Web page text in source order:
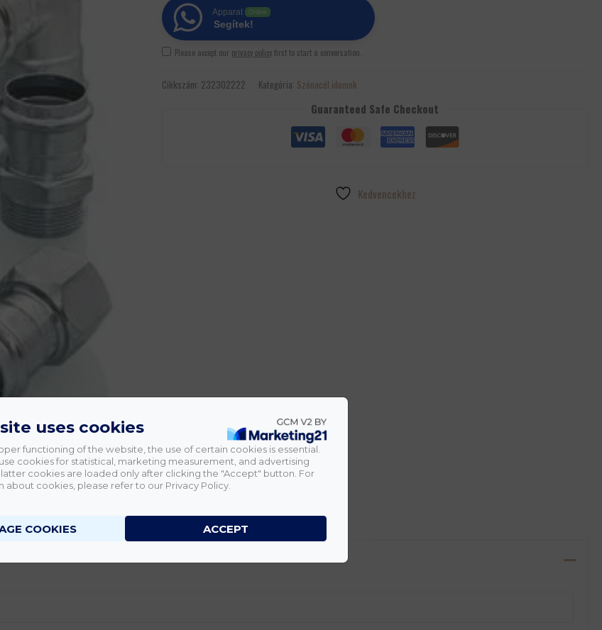
Apparat Online
Segítek!
Please accept our privacy policyfirst to start a conversation.
Cikkszám: 232302222 Kategória: Szénacél idomok
Guaranteed Safe Checkout
Kedvencekhez
uses cookies
functioning of the website, the use of certain cookies is essential.
cookies for statistical, marketing measurement, and advertising
latter cookies are loaded only after clicking the "Accept" button. For
about cookies, please refer to our Privacy Policy.
COOKIES ACCEPT